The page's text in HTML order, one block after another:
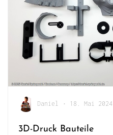
Daniel • 18. Mai 2024
3D-Druck Bauteile